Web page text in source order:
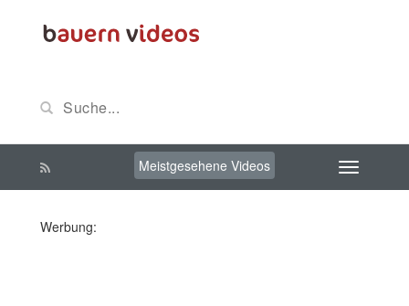
Meistgesehene Videos
Werbung: